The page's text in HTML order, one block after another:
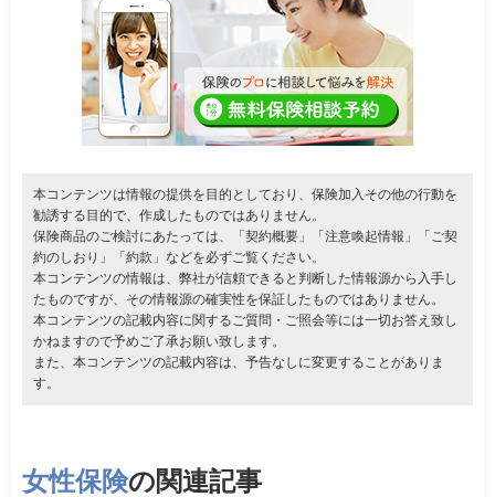
本コンテンツは情報の提供を目的としており、保険加入その他の行動を
勧誘する目的で、作成したものではありません。
保険商品のご検討にあたっては、「契約概要」「注意喚起情報」「ご契
約のしおり」「約款」などを必ずご覧ください。
本コンテンツの情報は、弊社が信頼できると判断した情報源から入手し
たものですが、その情報源の確実性を保証したものではありません。
本コンテンツの記載内容に関するご質問・ご照会等には一切お答え致し
かねますので予めご了承お願い致します。
また、本コンテンツの記載内容は、予告なしに変更することがありま
す。
女性保険の関連記事